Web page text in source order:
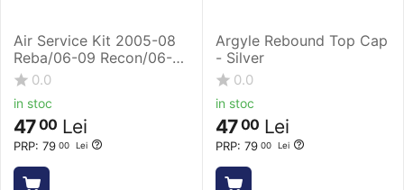
Air Service Kit 2005-08
Reba/06-09 Recon/06-
09 Revelation/2005-10
Pike - Black
0.0
in stoc
PRP: 79 00 Lei
4700 Lei
Argyle Rebound Top Cap
- Silver
0.0
in stoc
PRP: 79 00 Lei
4700 Lei